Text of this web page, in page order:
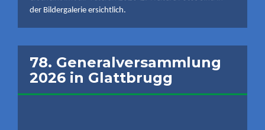
der Bildergalerie ersichtlich.
78. Generalversammlung
2026 in Glattbrugg